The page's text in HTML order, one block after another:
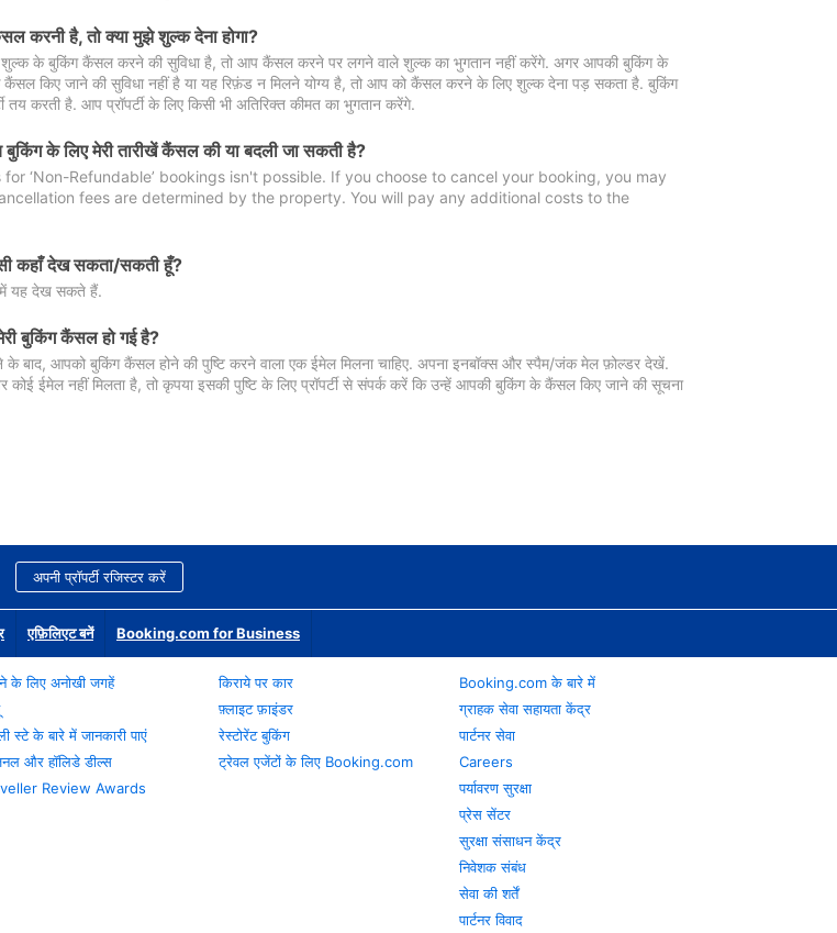
करनी है, तो क्या मुझे शुल्क देना होगा?
शुल्क के बुकिंग कैंसल करने की सुविधा है, तो आप कैंसल करने पर लगने वाले शुल्क का भुगतान नहीं करेंगे. अगर आपकी बुकिंग के
कैंसल किए जाने की सुविधा नहीं है या यह रिफ़ंड न मिलने योग्य है, तो आप को कैंसल करने के लिए शुल्क देना पड़ सकता है. बुकिंग
करती है. आप प्रॉपर्टी के लिए किसी भी अतिरिक्त कीमत का भुगतान करेंगे.
बुकिंग के लिए मेरी तारीखें कैंसल की या बदली जा सकती है?
‘Non-Refundable’ bookings isn't possible. If you choose to cancel your booking, you may
fees are determined by the property. You will pay any additional costs to the
कहाँ देख सकता/सकती हूँ?
यह देख सकते हैं.
बुकिंग कैंसल हो गई है?
बाद, आपको बुकिंग कैंसल होने की पुष्टि करने वाला एक ईमेल मिलना चाहिए. अपना इनबॉक्स और स्पैम/जंक मेल फ़ोल्डर देखें.
ईमेल नहीं मिलता है, तो कृपया इसकी पुष्टि के लिए प्रॉपर्टी से संपर्क करें कि उन्हें आपकी बुकिंग के कैंसल किए जाने की सूचना
अपनी प्रॉपर्टी रजिस्टर करें
एफ़िलिएट बनें Booking.com for Business
के लिए अनोखी जगहें
स्टे के बारे में जानकारी पाएं
और हॉलिडे डील्स
Review Awards
किराये पर कार
फ़्लाइट फ़ाइंडर
रेस्टोरेंट बुकिंग
ट्रेवल एजेंटों के लिए Booking.com
Booking.com के बारे में
ग्राहक सेवा सहायता केंद्र
पार्टनर सेवा
Careers
पर्यावरण सुरक्षा
प्रेस सेंटर
सुरक्षा संसाधन केंद्र
निवेशक संबंध
सेवा की शर्तें
पार्टनर विवाद